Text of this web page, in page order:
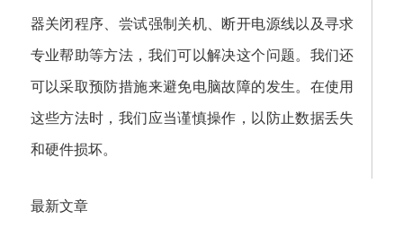
器关闭程序、尝试强制关机、断开电源线以及寻求
专业帮助等方法，我们可以解决这个问题。我们还
可以采取预防措施来避免电脑故障的发生。在使用
这些方法时，我们应当谨慎操作，以防止数据丢失
和硬件损坏。
最新文章